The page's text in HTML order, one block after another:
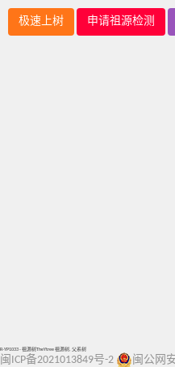
极速上树 申请祖源检测
R-YP1033 - 祖源树TheYtree 祖源树, 父系树
闽ICP备2021013849号-2 闽公网